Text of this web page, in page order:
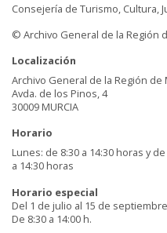
Consejería de Turismo, Cultura,
© Archivo General de la Región
Localización
Archivo General de la Región de
Avda. de los Pinos, 4
30009 MURCIA
Horario
Lunes: de 8:30 a 14:30 horas y
a 14:30 horas
Horario especial
Del 1 de julio al 15 de septiembre
De 8:30 a 14:00 h.